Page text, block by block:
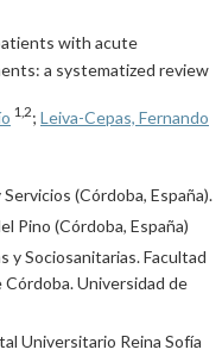
with acute
a systematized review
1,2; Leiva-Cepas, Fernando
(Córdoba, España).
Pino (Córdoba, España)
y Sociosanitarias. Facultad
Universidad de
Universitario Reina Sofía